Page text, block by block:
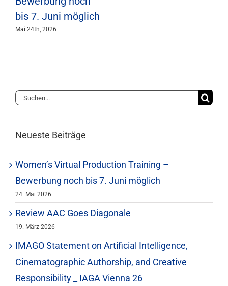
bis 7. Juni möglich
Mai 24th, 2026
Suche
Neueste Beiträge
Women’s Virtual Production Training –
Bewerbung noch bis 7. Juni möglich
24. Mai 2026
Review AAC Goes Diagonale
19. März 2026
IMAGO Statement on Artificial Intelligence,
Cinematographic Authorship, and Creative
Responsibility _ IAGA Vienna 26